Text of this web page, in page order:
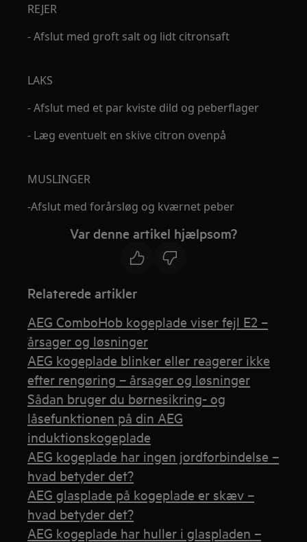
REJER
- Afslut med groft salt og lidt citronsaft
LAKS
- Afslut med et par kviste dild og peberflager
- Læg eventuelt en skive citron ovenpå
MUSLINGER
-Afslut med forårsløg og kværnet peber
Var denne artikel hjælpsom?
Relaterede artikler
AEG ComboHob kogeplade viser fejl E2 –
årsager og løsninger
AEG kogeplade blinker eller reagerer ikke
efter rengøring – årsager og løsninger
Sådan bruger du børnesikring- og
låsefunktionen på din AEG
induktionskogeplade
AEG kogeplade har ingen jordforbindelse –
hvad betyder det?
AEG glasplade på kogeplade er skæv –
hvad betyder det?
AEG kogeplade har huller i glaspladen –